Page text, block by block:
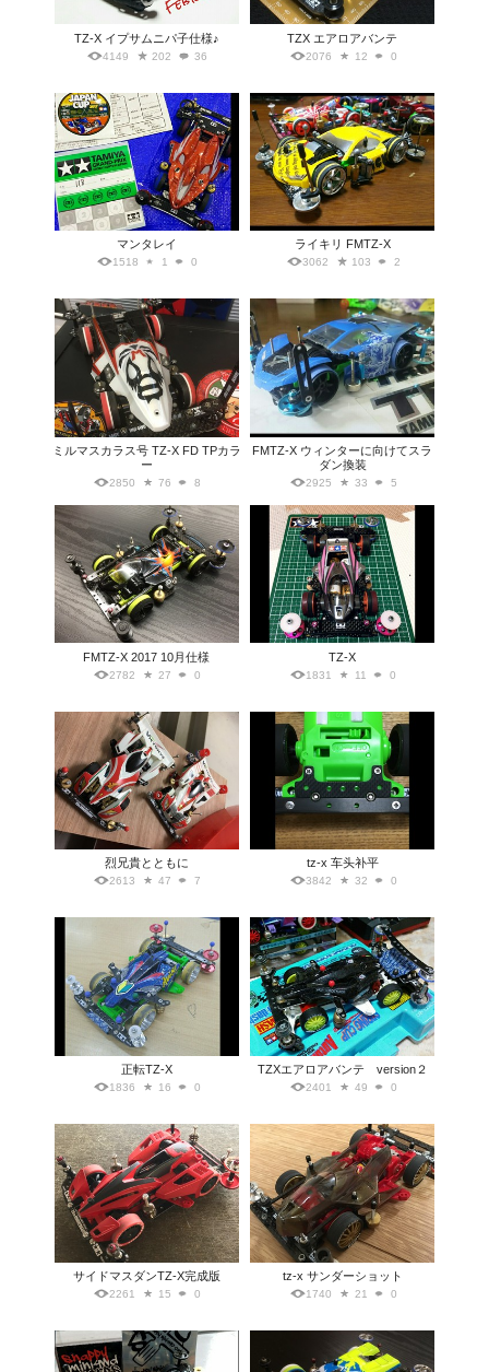
TZ-X イプサムニパ子仕様♪
4149 202 36
TZX エアロアバンテ
2076 12 0
マンタレイ
1518 1 0
ライキリ FMTZ-X
3062 103 2
ミルマスカラス号 TZ-X FD TPカラ
ー
2850 76 8
FMTZ-X ウィンターに向けてスラ
ダン換装
2925 33 5
FMTZ-X 2017 10月仕様
2782 27 0
TZ-X
1831 11 0
烈兄貴とともに
2613 47 7
tz-x 车头补平
3842 32 0
正転TZ-X
1836 16 0
TZXエアロアバンテ version２
2401 49 0
サイドマスダンTZ-X完成版
2261 15 0
tz-x サンダーショット
1740 21 0